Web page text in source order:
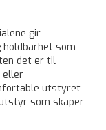
gir
som
det er til
eller
utstyret
som skaper